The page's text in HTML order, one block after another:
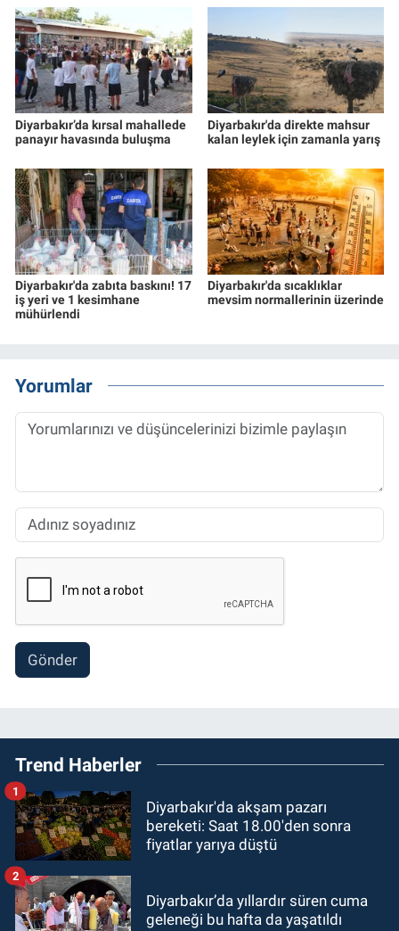
Diyarbakır’da kırsal mahallede
panayır havasında buluşma
Diyarbakır'da direkte mahsur
kalan leylek için zamanla yarış
Diyarbakır'da zabıta baskını! 17
iş yeri ve 1 kesimhane
mühürlendi
Diyarbakır'da sıcaklıklar
mevsim normallerinin üzerinde
Yorumlar
Gönder
Trend Haberler
Diyarbakır'da akşam pazarı
bereketi: Saat 18.00'den sonra
fiyatlar yarıya düştü
1
Diyarbakır’da yıllardır süren cuma
geleneği bu hafta da yaşatıldı
2